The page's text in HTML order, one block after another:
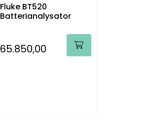
Fluke BT520
Batterianalysator
65.850,00